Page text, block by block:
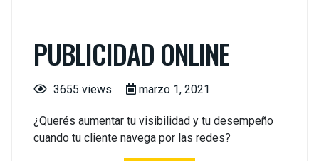
PUBLICIDAD ONLINE
3655 views marzo 1, 2021
¿Querés aumentar tu visibilidad y tu desempeño
cuando tu cliente navega por las redes?